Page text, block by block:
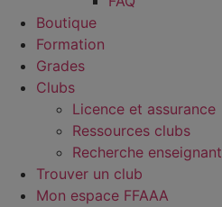
Boutique
Formation
Grades
Clubs
Licence et assurance
Ressources clubs
Recherche enseignant
Trouver un club
Mon espace FFAAA